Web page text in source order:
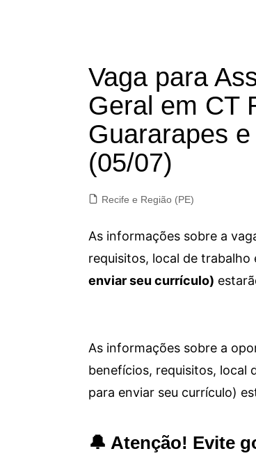
Vaga para
Geral em CT
Guararapes
(05/07)
Recife e Região (PE)
As informações sobre a
requisitos, local de trabalho
enviar seu currículo)
As informações sobre a
benefícios, requisitos, local
para enviar seu currículo)
🔔 Atenção! Evite